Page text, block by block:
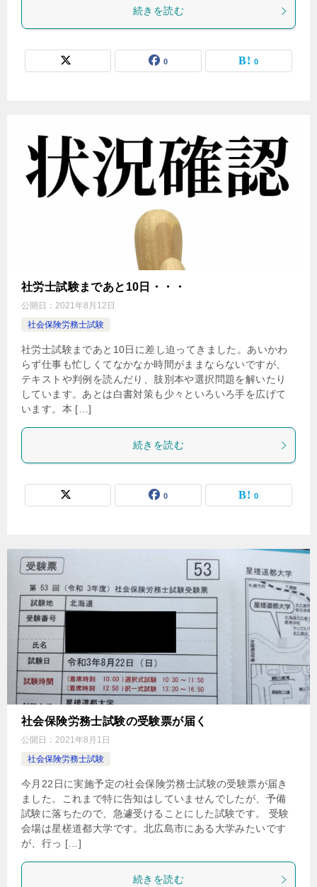
続きを読む
0 0
社労士試験まであと10日・・・
公開日： 2021年8月12日
社会保険労務士試験
社労士試験まであと10日に差し迫ってきました。あいかわ
らず仕事も忙しくてなかなか時間がままならないですが、
テキストや判例を読んだり、肢別本や選択問題を解いたり
しています。あとは白書対策も少々といろいろ手を広げて
います。本 […]
続きを読む
0 0
社会保険労務士試験の受験票が届く
公開日： 2021年8月1日
社会保険労務士試験
今月22日に実施予定の社会保険労務士試験の受験票が届き
ました。これまで特に告知はしていませんでしたが、予備
試験に落ちたので、急遽受けることにした試験です。 受験
会場は星槎道都大学です。北広島市にある大学みたいです
が、行っ […]
続きを読む